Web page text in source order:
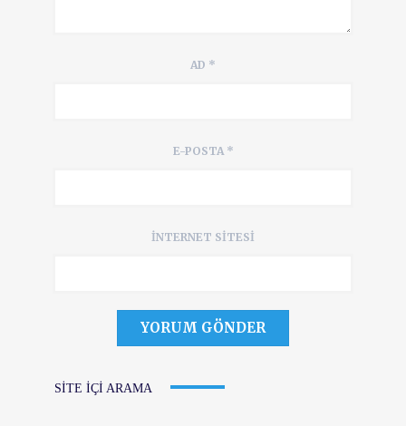
AD *
E-POSTA *
İNTERNET SITESI
SITE IÇI ARAMA